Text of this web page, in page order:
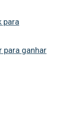
para
para ganhar